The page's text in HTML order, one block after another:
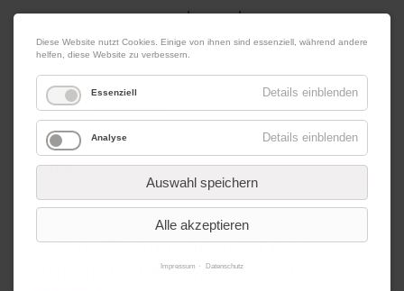
08. August 2026 Impressum|Kontakt|Datenschutz
Werbung
Menü
von Redaktion
André Thieme gewinnt eine
Million Dollar Grand Prix in
Diese Website nutzt Cookies. Einige von ihnen sind essenziell, während andere
helfen, diese Website zu verbessern.
Essenziell Details einblenden
Analyse Details einblenden
Auswahl speichern
Alle akzeptieren
Impressum Datenschutz